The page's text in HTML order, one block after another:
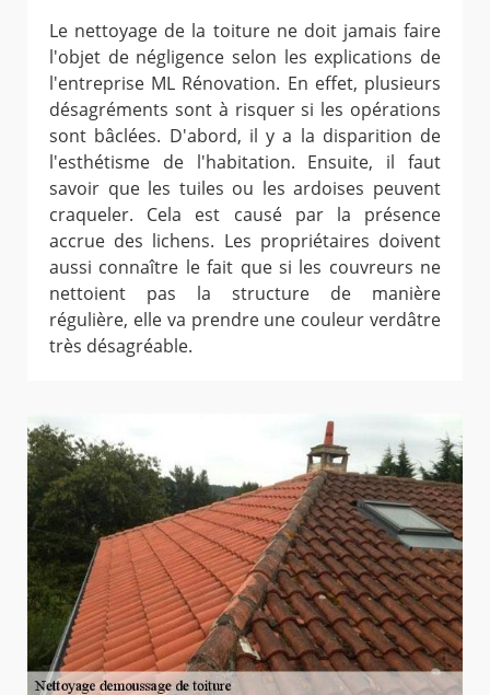
Le nettoyage de la toiture ne doit jamais faire
l'objet de négligence selon les explications de
l'entreprise ML Rénovation. En effet, plusieurs
désagréments sont à risquer si les opérations
sont bâclées. D'abord, il y a la disparition de
l'esthétisme de l'habitation. Ensuite, il faut
savoir que les tuiles ou les ardoises peuvent
craqueler. Cela est causé par la présence
accrue des lichens. Les propriétaires doivent
aussi connaître le fait que si les couvreurs ne
nettoient pas la structure de manière
régulière, elle va prendre une couleur verdâtre
très désagréable.